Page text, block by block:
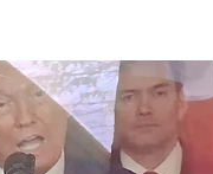
LAT-AM/UK-GLOBAL